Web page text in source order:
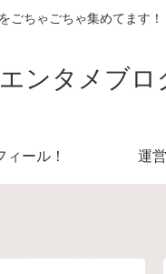
ごちゃごちゃ集めてます！
ンタメブロ
ィール！ 運